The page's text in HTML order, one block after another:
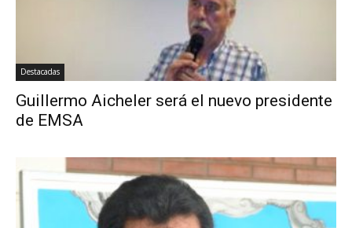
Destacadas
Guillermo Aicheler será el nuevo presidente
de EMSA